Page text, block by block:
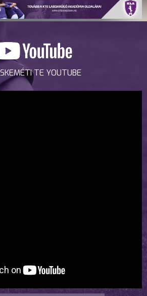
TE YOUTUBE